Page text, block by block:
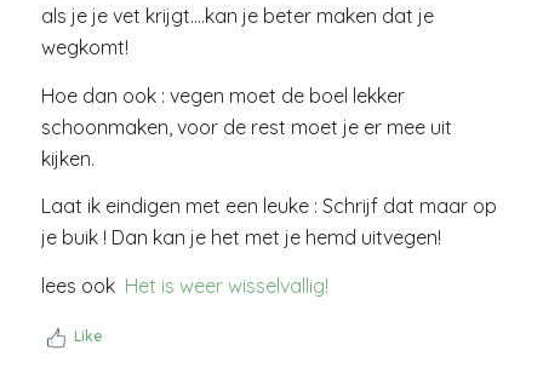
als je je vet krijgt….kan je beter maken dat je
wegkomt!
Hoe dan ook : vegen moet de boel lekker
schoonmaken, voor de rest moet je er mee uit
kijken.
Laat ik eindigen met een leuke : Schrijf dat maar op
je buik ! Dan kan je het met je hemd uitvegen!
lees ook Het is weer wisselvallig!
Like